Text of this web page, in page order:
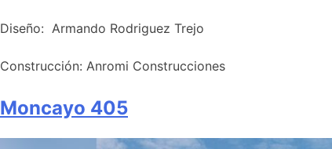
Diseño: Armando Rodriguez Trejo
Construcción: Anromi Construcciones
Moncayo 405